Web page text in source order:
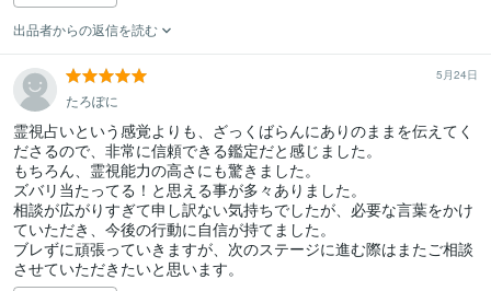
出品者からの返信を読む
5月24日
たろぽに
霊視占いという感覚よりも、ざっくばらんにありのままを伝えてく
ださるので、非常に信頼できる鑑定だと感じました。
もちろん、霊視能力の高さにも驚きました。
ズバリ当たってる！と思える事が多々ありました。
相談が広がりすぎて申し訳ない気持ちでしたが、必要な言葉をかけ
ていただき、今後の行動に自信が持てました。
ブレずに頑張っていきますが、次のステージに進む際はまたご相談